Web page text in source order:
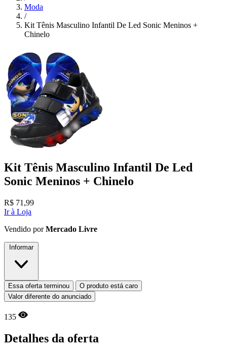
Moda
/
Kit Tênis Masculino Infantil De Led Sonic Meninos +
Chinelo
Kit Tênis Masculino Infantil De Led
Sonic Meninos + Chinelo
R$ 71,99
Ir à Loja
Vendido porMercado Livre
Informar
Essa oferta terminou
O produto está caro
Valor diferente do anunciado
135
Detalhes da oferta